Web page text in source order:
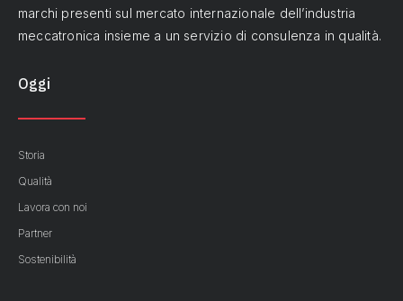
marchi presenti sul mercato internazionale dell’industria
meccatronica insieme a un servizio di consulenza in qualità.
Oggi
Storia
Qualità
Lavora con noi
Partner
Sostenibilità